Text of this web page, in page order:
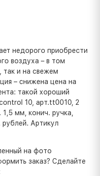
недорого приобрести
воздуха – в том
так и на свежем
– снижена цена на
такой хороший
10, арт.tt0010, 2
мм, конич. ручка,
Артикул
на фото
заказ? Сделайте